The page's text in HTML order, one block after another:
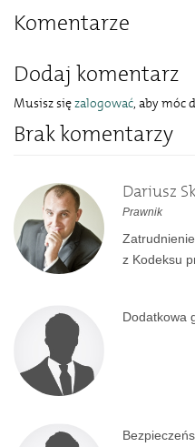
Komentarze
Dodaj komentarz
Musisz sięzalogować, aby móc
Brak komentarzy
Dariusz
Prawnik
z Kodeksu
Dodatkowa